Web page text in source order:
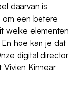
daarvan is
om een betere
welke elementen
En hoe kan je dat
digital director
Vivien Kinnear